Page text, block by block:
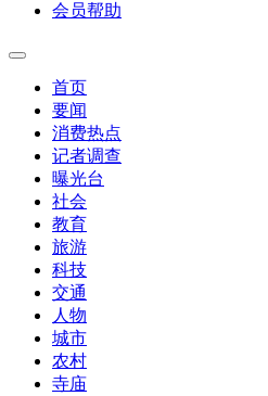
会员帮助
首页
要闻
消费热点
记者调查
曝光台
社会
教育
旅游
科技
交通
人物
城市
农村
寺庙